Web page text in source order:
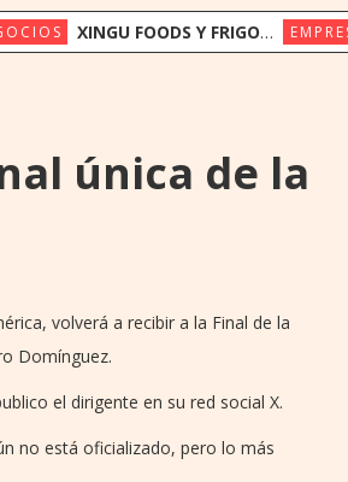
XINGU FOODS Y FRIGORÍFICO CONCEPCIÓN AVANZAN EN PROYECTO DE OPERACIÓN COMPARTIDA
única de la
volverá a recibir a la Final de la
Domínguez.
el dirigente en su red social X.
no está oficializado, pero lo más